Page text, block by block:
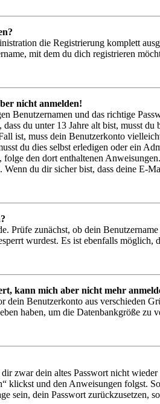
die Registrierung komplett
mit dem du dich registrieren
nicht anmelden!
Benutzernamen und das richtige
du unter 13 Jahre alt bist, musst
ist, muss dein Benutzerkonto
du dies selbst erledigen oder ein
den dort enthaltenen
du dir sicher bist, dass deine E-
Prüfe zunächst, ob dein
wurdest. Es ist ebenfalls
kann mich aber nicht mehr
dein Benutzerkonto aus verschieden
haben, um die Datenbankgröße
zwar dein altes Passwort nicht
klickst und den Anweisungen folgst.
sein, dein Passwort zurückzusetzen,